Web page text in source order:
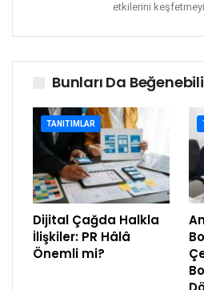
etkilerini
Bunları Da
TANITIMLAR
Dijital Çağda Halkla
İlişkiler: PR Hâlâ
Önemli mi?